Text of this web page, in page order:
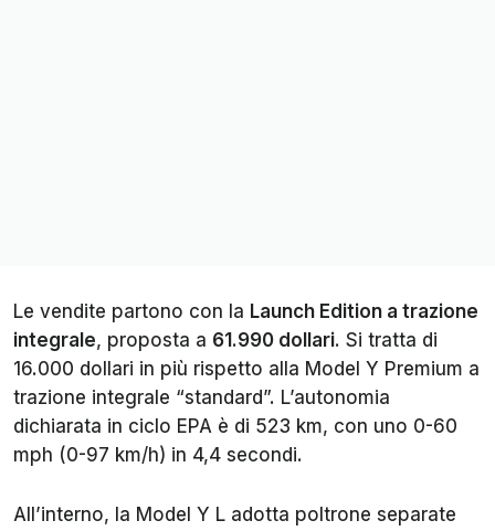
Le vendite partono con la Launch Edition a trazione
integrale, proposta a 61.990 dollari. Si tratta di
16.000 dollari in più rispetto alla Model Y Premium a
trazione integrale “standard”. L’autonomia
dichiarata in ciclo EPA è di 523 km, con uno 0-60
mph (0-97 km/h) in 4,4 secondi.
All’interno, la Model Y L adotta poltrone separate